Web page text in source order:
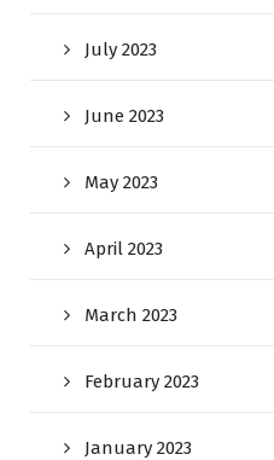
July 2023
June 2023
May 2023
April 2023
March 2023
February 2023
January 2023